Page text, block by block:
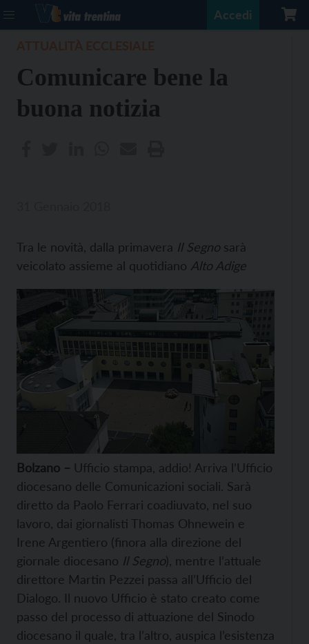
Accedi
Comunicare bene la
buona notizia
Tra le novità, dalla primavera Il Segno sarà
veicolato assieme al quotidiano Alto Adige
Bolzano – Ufficio stampa, addio! Arriva l’Ufficio
diocesano delle Comunicazioni sociali. Sarà
diretto da Paolo Ferrari coadiuvato, nel suo
lavoro, dai giornalisti Thomas Ohnewein e
Irene Argentiero (finora alla direzione del
giornale diocesano Il Segno), mentre l’attuale
direttore Martin Pezzei passa all’Ufficio del
Dialogo. Il nuovo Ufficio è stato creato come
passo del processo di attuazione del Sinodo
diocesano il quale, tra l’altro, auspica l’esistenza